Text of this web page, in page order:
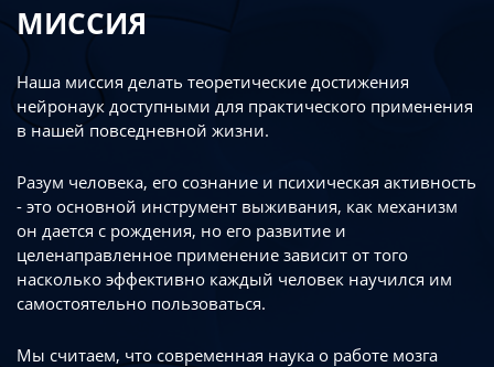
МИССИЯ
Наша миссия делать теоретические достижения
нейронаук доступными для практического применения
в нашей повседневной жизни.
Разум человека, его сознание и психическая активность
- это основной инструмент выживания, как механизм
он дается с рождения, но его развитие и
целенаправленное применение зависит от того
насколько эффективно каждый человек научился им
самостоятельно пользоваться.
Мы считаем, что современная наука о работе мозга